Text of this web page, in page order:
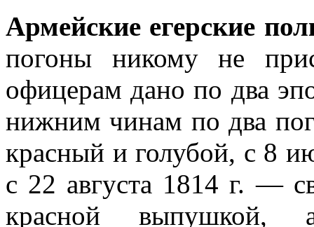
Армейские егерские
погоны никому не
офицерам дано по два
нижним чинам по два
красный и голубой, с 8
с 22 августа 1814 г. —
красной выпушкой,